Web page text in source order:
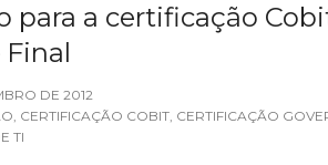
para a certificação
Final
DE 2012
, CERTIFICAÇÃO COBIT, CERTIFICAÇÃO
TI